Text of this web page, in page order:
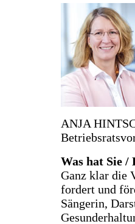
ANJA
Was hat Sie /
Ganz klar die
fordert und
Sängerin,